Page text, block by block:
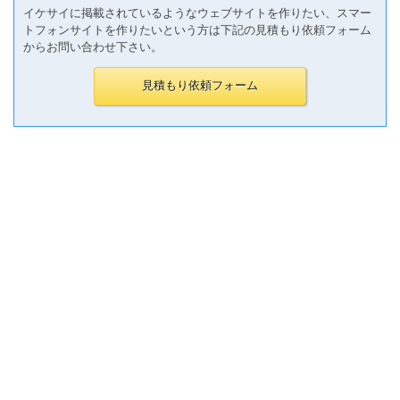
イケサイに掲載されているようなウェブサイトを作りたい、スマー
トフォンサイトを作りたいという方は下記の見積もり依頼フォーム
からお問い合わせ下さい。